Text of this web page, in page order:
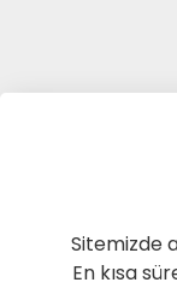
Sitemizde
En kısa